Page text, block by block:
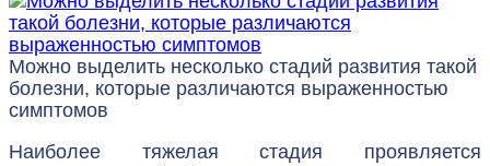
Можно выделить несколько стадий развития такой
болезни, которые различаются выраженностью
симптомов
Наиболее тяжелая стадия проявляется